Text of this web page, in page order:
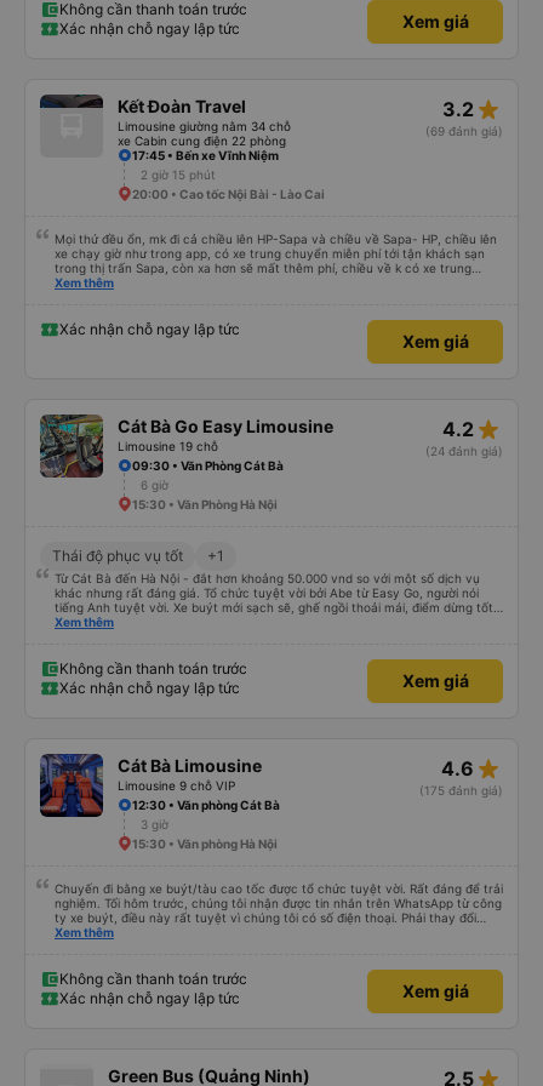
Không cần thanh toán trước
Xác nhận chỗ ngay lập tức
Xem giá
Kết Đoàn Travel
Limousine giường nằm 34 chỗ
xe Cabin cung điện 22 phòng
3.2 star_rate
(69 đánh giá)
17:45 • Bến xe Vĩnh Niệm
2 giờ 15 phút
20:00 • Cao tốc Nội Bài - Lào Cai
Mọi thứ đều ổn, mk đi cả chiều lên HP-Sapa và chiều về Sapa- HP, chiều lên
xe chạy giờ như trong app, có xe trung chuyển miễn phí tới tận khách sạn
trong thị trấn Sapa, còn xa hơn sẽ mất thêm phí, chiều về k có xe trung
chuyển đón, phải tự ra điểm đón tại 599 Điện Biên Phủ, chiều về xe đi nhah
Xem thêm
Xác nhận chỗ ngay lập tức
Xem giá
Cát Bà Go Easy Limousine
Limousine 19 chỗ
4.2 star_rate
(24 đánh giá)
09:30 • Văn Phòng Cát Bà
6 giờ
15:30 • Văn Phòng Hà Nội
Thái độ phục vụ tốt +1
Từ Cát Bà đến Hà Nội - đắt hơn khoảng 50.000 vnd so với một số dịch vụ
khác nhưng rất đáng giá. Tổ chức tuyệt vời bởi Abe từ Easy Go, người nói
tiếng Anh tuyệt vời. Xe buýt mới sạch sẽ, ghế ngồi thoải mái, điểm dừng tốt
giữa chặng, tốt hơn nhiều so với nhiều xe buýt mà tôi đã thử cho đến nay.
xuống xe với hành lý của mình, v.v., đi phà chở khách để đến đảo và đổi xe
buýt một lần nữa, v.v. rất khuyến khích.
Xem thêm
Không cần thanh toán trước
Xác nhận chỗ ngay lập tức
Xem giá
Cát Bà Limousine
Limousine 9 chỗ VIP
4.6 star_rate
(175 đánh giá)
12:30 • Văn phòng Cát Bà
3 giờ
15:30 • Văn phòng Hà Nội
Chuyến đi bằng xe buýt/tàu cao tốc được tổ chức tuyệt vời. Rất đáng để trải
nghiệm. Tối hôm trước, chúng tôi nhận được tin nhắn trên WhatsApp từ công
ty xe buýt, điều này rất tuyệt vì chúng tôi có số điện thoại. Phải thay đổi
điểm đón vì trời mưa như trút nước, nhưng họ rất thông cảm. Anh chàng lái
Cát Bà đến Hà Nội, phải xuống xe buýt, lên tàu cao tốc rồi lại lên một xe
buýt khác. Được tổ chức tốt, giao tiếp tuyệt vời, chuyến đi tuyệt vời.
Xem thêm
Không cần thanh toán trước
Xác nhận chỗ ngay lập tức
Xem giá
Green Bus (Quảng Ninh) 2.5 star_rate